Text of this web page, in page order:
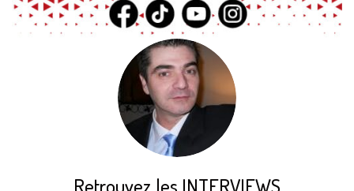
Retrouvez les INTERVIEWS